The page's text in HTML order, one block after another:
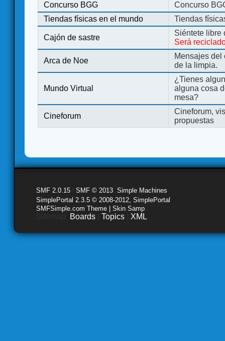
Concurso BGG
Concurso
Tiendas físicas en el mundo
Tiendas
Cajón de sastre
Siéntete libre
Será
Arca de Noe
Mensajes del
de la limpia.
Mundo Virtual
¿Tienes
alguna cosa
mesa?
Cineforum
Cineforum,
propuestas
SMF 2.0.15 SMF © 2013 Simple Machines
SimplePortal 2.3.5 © 2008-2012, SimplePortal
SMFSimple.com Theme | Skin Samp
Boards Topics XML